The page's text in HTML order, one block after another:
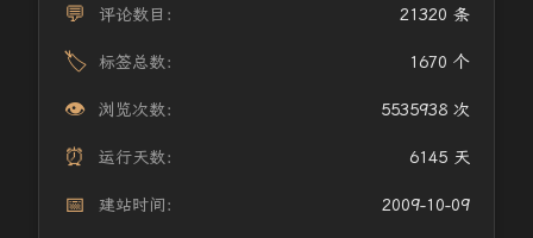
💬 评论数目： 21320 条
🏷️ 标签总数： 1670 个
👁️ 浏览次数： 5535938 次
⏰ 运行天数： 6145 天
📅 建站时间： 2009-10-09